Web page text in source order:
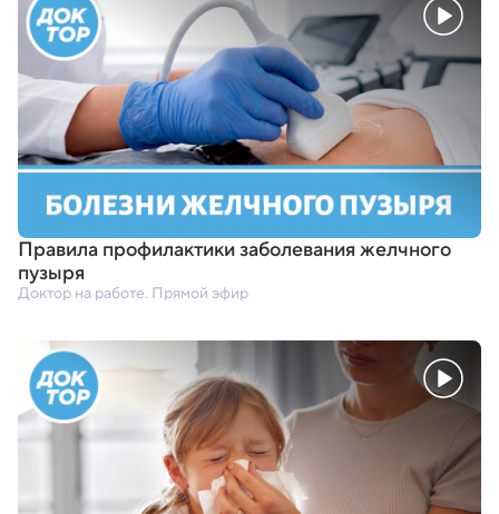
Правила профилактики заболевания желчного
пузыря
Доктор на работе. Прямой эфир